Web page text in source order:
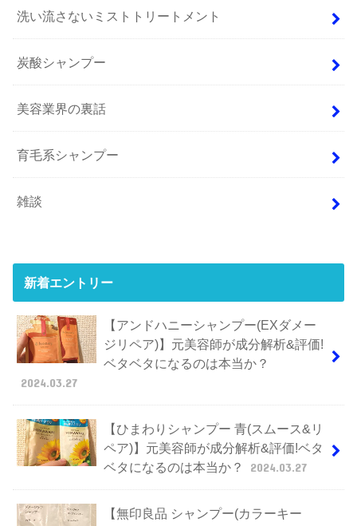
洗い流さないミストトリートメント
炭酸シャンプー
美容業界の裏話
育毛系シャンプー
雑談
新着エントリー
【アンドハニーシャンプー(EXダメー
ジリペア)】元美容師が成分解析&評価!
ベタベタになるのは本当か？
2024.03.27
【ひまわりシャンプー 青(スムース&リ
ペア)】元美容師が成分解析&評価!ベタ
ベタになるのは本当か？
2024.03.27
【無印良品 シャンプー(カラーキー